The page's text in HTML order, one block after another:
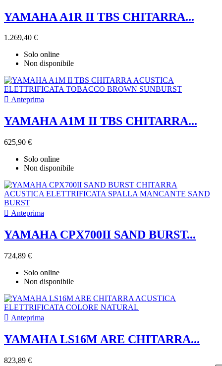
YAMAHA A1R II TBS CHITARRA...
1.269,40 €
Solo online
Non disponibile
 Anteprima
YAMAHA A1M II TBS CHITARRA...
625,90 €
Solo online
Non disponibile
 Anteprima
YAMAHA CPX700II SAND BURST...
724,89 €
Solo online
Non disponibile
 Anteprima
YAMAHA LS16M ARE CHITARRA...
823,89 €